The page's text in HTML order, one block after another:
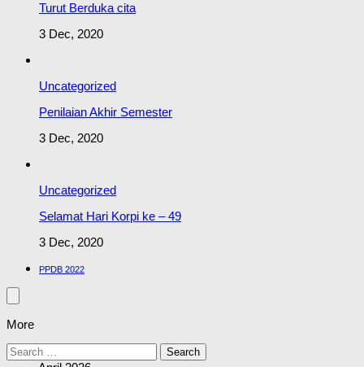
Turut Berduka cita
3 Dec, 2020
Uncategorized
Penilaian Akhir Semester
3 Dec, 2020
Uncategorized
Selamat Hari Korpi ke – 49
3 Dec, 2020
PPDB 2022
More
Search
for: